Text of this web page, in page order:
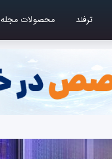
ترفند محصولات مجله